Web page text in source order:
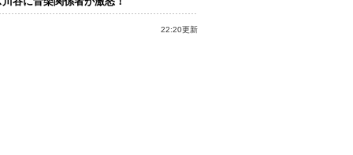
22:20更新